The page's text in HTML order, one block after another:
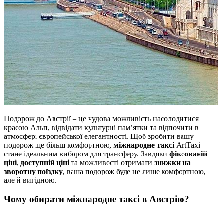
Подорож до Австрії – це чудова можливість насолодитися
красою Альп, відвідати культурні пам’ятки та відпочити в
атмосфері європейської елегантності. Щоб зробити вашу
подорож ще більш комфортною, міжнародне таксі ArtTaxi
стане ідеальним вибором для трансферу. Завдяки фіксованій
ціні, доступній ціні та можливості отримати знижки на
зворотну поїздку, ваша подорож буде не лише комфортною,
але й вигідною.
Чому обирати міжнародне таксі в Австрію?